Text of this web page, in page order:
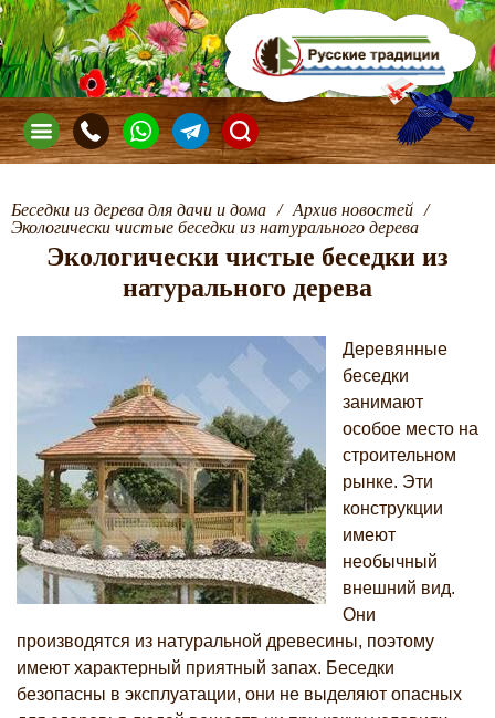
Беседки из дерева для дачи и дома / Архив новостей /
Экологически чистые беседки из натурального дерева
Экологически чистые беседки из
натурального дерева
Деревянные
беседки
занимают
особое место на
строительном
рынке. Эти
конструкции
имеют
необычный
внешний вид.
Они
производятся из натуральной древесины, поэтому
имеют характерный приятный запах. Беседки
безопасны в эксплуатации, они не выделяют опасных